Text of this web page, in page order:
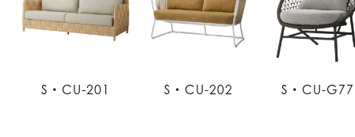
S・CU-201 S・CU-202 S・CU-